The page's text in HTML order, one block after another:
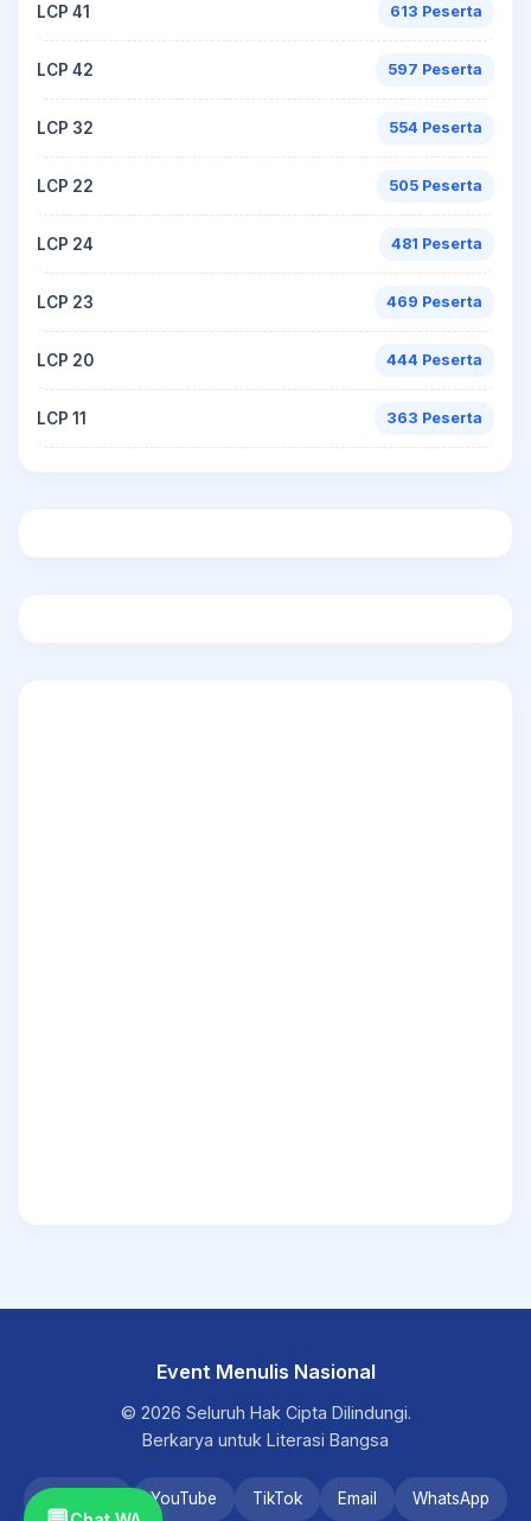
LCP 41 613 Peserta
LCP 42 597 Peserta
LCP 32 554 Peserta
LCP 22 505 Peserta
LCP 24 481 Peserta
LCP 23 469 Peserta
LCP 20 444 Peserta
LCP 11 363 Peserta
Event Menulis Nasional
© 2026 Seluruh Hak Cipta Dilindungi.
Berkarya untuk Literasi Bangsa
YouTube TikTok Email WhatsApp